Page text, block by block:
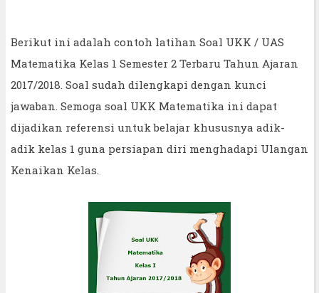
Berikut ini adalah contoh latihan Soal UKK / UAS
Matematika Kelas 1 Semester 2 Terbaru Tahun Ajaran
2017/2018. Soal sudah dilengkapi dengan kunci
jawaban. Semoga soal UKK Matematika ini dapat
dijadikan referensi untuk belajar khususnya adik-
adik kelas 1 guna persiapan diri menghadapi Ulangan
Kenaikan Kelas.